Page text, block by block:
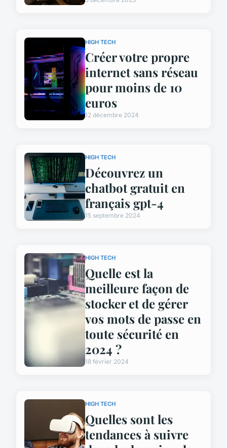
HIGH TECH
Créer votre propre
internet sans réseau
pour moins de 10
euros
12 décembre 2024
HIGH TECH
Découvrez un
chatbot gratuit en
français gpt-4
15 septembre 2024
HIGH TECH
Quelle est la
meilleure façon de
stocker et de gérer
vos mots de passe en
toute sécurité en
2024 ?
18 février 2024
HIGH TECH
Quelles sont les
tendances à suivre